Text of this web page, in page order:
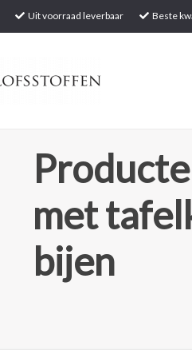
Uit voorraad leverbaar Beste
met
bijen